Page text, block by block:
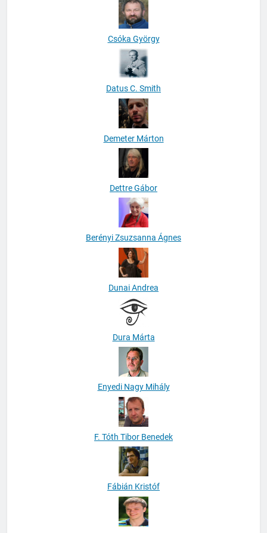
Csóka György
Datus C. Smith
Demeter Márton
Dettre Gábor
Berényi Zsuzsanna Ágnes
Dunai Andrea
Dura Márta
Enyedi Nagy Mihály
F. Tóth Tibor Benedek
Fábián Kristóf